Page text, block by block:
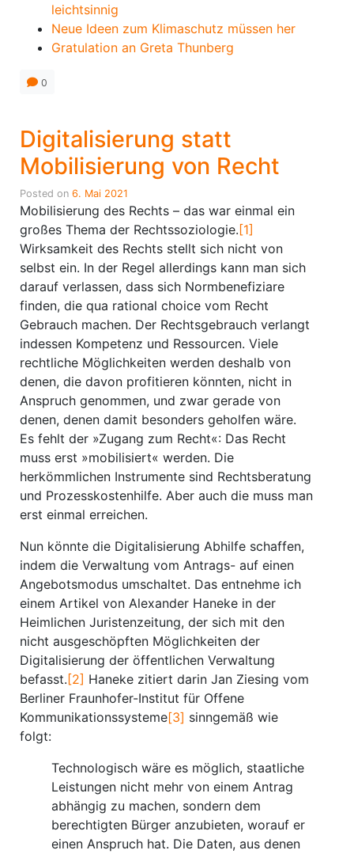
leichtsinnig
Neue Ideen zum Klimaschutz müssen her
Gratulation an Greta Thunberg
0
Digitalisierung statt
Mobilisierung von Recht
Posted on 6. Mai 2021
Mobilisierung des Rechts – das war einmal ein
großes Thema der Rechtssoziologie. [1]
Wirksamkeit des Rechts stellt sich nicht von
selbst ein. In der Regel allerdings kann man sich
darauf verlassen, dass sich Normbenefiziare
finden, die qua rational choice vom Recht
Gebrauch machen. Der Rechtsgebrauch verlangt
indessen Kompetenz und Ressourcen. Viele
rechtliche Möglichkeiten werden deshalb von
denen, die davon profitieren könnten, nicht in
Anspruch genommen, und zwar gerade von
denen, denen damit besonders geholfen wäre.
Es fehlt der »Zugang zum Recht«: Das Recht
muss erst »mobilisiert« werden. Die
herkömmlichen Instrumente sind Rechtsberatung
und Prozesskostenhilfe. Aber auch die muss man
erst einmal erreichen.
Nun könnte die Digitalisierung Abhilfe schaffen,
indem die Verwaltung vom Antrags- auf einen
Angebotsmodus umschaltet. Das entnehme ich
einem Artikel von Alexander Haneke in der
Heimlichen Juristenzeitung, der sich mit den
nicht ausgeschöpften Möglichkeiten der
Digitalisierung der öffentlichen Verwaltung
befasst. [2] Haneke zitiert darin Jan Ziesing vom
Berliner Fraunhofer-Institut für Offene
Kommunikationssysteme[3] sinngemäß wie
folgt:
Technologisch wäre es möglich, staatliche
Leistungen nicht mehr von einem Antrag
abhängig zu machen, sondern dem
berechtigten Bürger anzubieten, worauf er
einen Anspruch hat. Die Daten, aus denen